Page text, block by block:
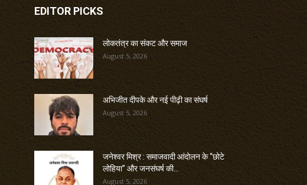
EDITOR PICKS
लोकतंत्र का संकट और समाज
August 5, 2026
अभिजीत दीपके और नई पीढ़ी का संघर्ष
August 5, 2026
जनेश्वर मिश्र : समाजवादी आंदोलन के “छोटे
लोहिया” और जनसंघर्ष की...
August 5, 2026